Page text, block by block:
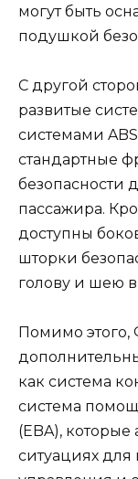
могут быть
подушкой
С другой
развитые
системами
стандартные
безопасности
пассажира.
доступны
шторки
голову и шею в
Помимо этого,
как система
система
(EBA),
ситуациях